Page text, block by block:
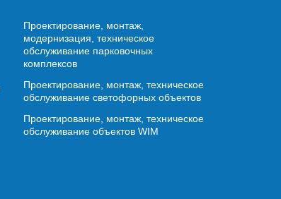
Проектирование, монтаж,
модернизация, техническое
обслуживание парковочных
комплексов
Проектирование, монтаж, техническое
обслуживание светофорных объектов
Проектирование, монтаж, техническое
обслуживание объектов WIM